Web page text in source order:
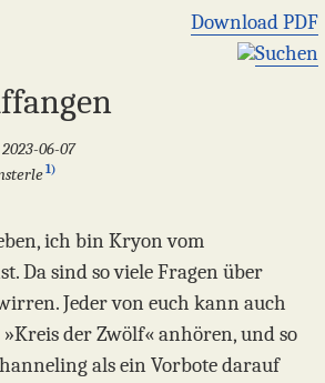
Download PDF
Suchen
06-07
1)
ich bin Kryon vom
Da sind so viele Fragen über
Jeder von euch kann auch
der Zwölf« anhören, und so
als ein Vorbote darauf